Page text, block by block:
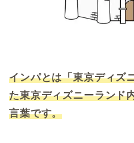
インパとは「東京ディズ
た東京ディズニーランド
言葉です。